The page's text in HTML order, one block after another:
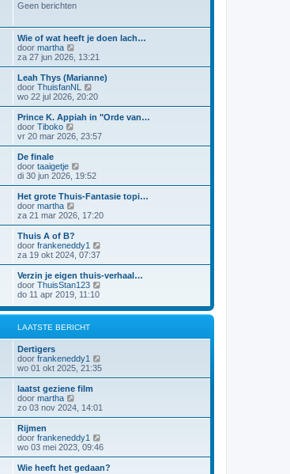
l
a
t
s
t
e
b
e
r
c
h
Geen berichten
Wie of wat heeft je doen lach…
door martha
e
k
i
j
k
a
a
t
s
b
e
r
i
h
t
za 27 jun 2026, 13:21
Leah Thys (Marianne)
door ThuisfanNL
e
k
i
k
t
s
e
e
r
c
h
t
wo 22 jul 2026, 20:20
Prince K. Appiah in "Orde van…
door Tiboko
e
k
j
k
a
a
t
s
b
e
r
i
c
h
t
vr 20 mar 2026, 23:57
De finale
door taaigetje
e
k
i
k
a
t
s
e
b
e
r
i
c
di 30 jun 2026, 19:52
Het grote Thuis-Fantasie topi…
door martha
e
k
j
k
l
a
t
s
t
e
b
e
i
c
h
t
za 21 mar 2026, 17:20
Thuis A of B?
door frankeneddy1
k
a
s
b
e
h
za 19 okt 2024, 07:37
Verzin je eigen thuis-verhaal…
door ThuisStan123
i
l
t
s
e
c
h
t
do 11 apr 2019, 11:10
LAATSTE BERICHT
Dertigers
door frankeneddy1
e
k
t
s
e
wo 01 okt 2025, 21:35
laatst geziene film
door martha
e
k
j
k
zo 03 nov 2024, 14:01
Rijmen
door frankeneddy1
e
k
i
wo 03 mei 2023, 09:46
Wie heeft het gedaan?